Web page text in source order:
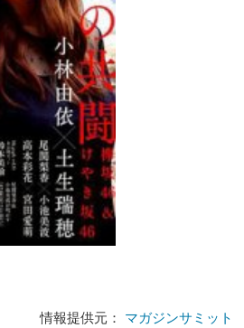
情報提供元： マガジンサミット